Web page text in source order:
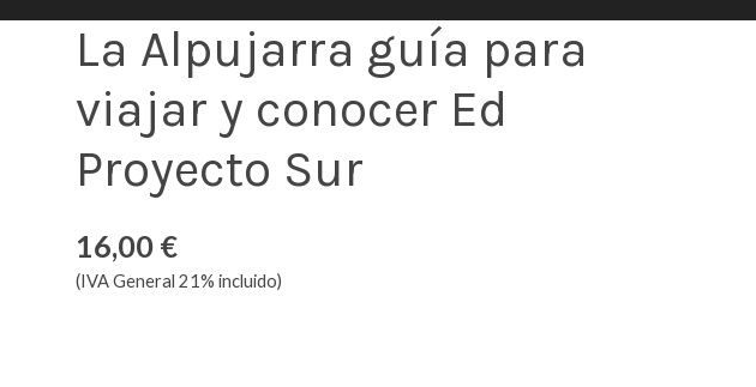
La Alpujarra guía para
viajar y conocer Ed
Proyecto Sur
16,00 €
(IVA General 21% incluido)